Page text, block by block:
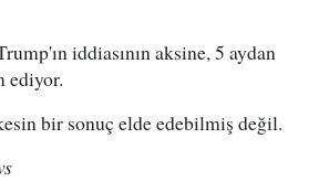
iddiasının aksine, 5 aydan
ediyor.
bir sonuç elde edebilmiş değil.